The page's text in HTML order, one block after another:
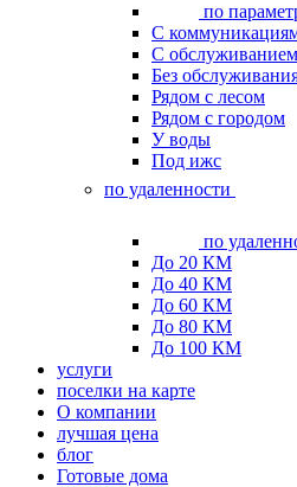
по
С
С обслуживанием
Без
Рядом с лесом
Рядом с городом
У воды
Под ижс
по удаленности
по
До 20 КМ
До 40 КМ
До 60 КМ
До 80 КМ
До 100 КМ
услуги
поселки на карте
О компании
лучшая цена
блог
Готовые дома